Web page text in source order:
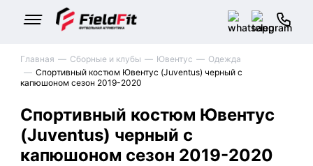
Главная Сборные и клубы Ювентус
Одежда
Спортивный костюм Ювентус (Juventus) черный с
капюшоном сезон 2019-2020
Спортивный костюм Ювентус
(Juventus) черный с
капюшоном сезон 2019-2020